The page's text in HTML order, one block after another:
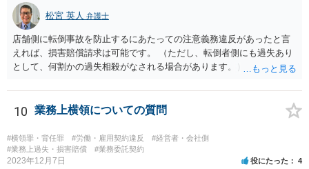
松宮 英人 弁護士
店舗側に転倒事故を防止するにあたっての注意義務違反があったと言
えれば、損害賠償請求は可能です。 （ただし、転倒者側にも過失あり
として、何割かの過失相殺がなされる場合があります。） 注意義務違
床材等の性質、清掃により濡れるなどしてどの程度滑りやすくなって
いたか（清掃の仕方）、当日の天候、店内の混雑具合や客の動線、店
ど、様々な要素を見ていく必要があります。 一度弁護士にご相談され
ることをオススメします。 なお、治療費も損害賠償に含まれますが、
慰謝料など、具体的な損害賠償算定の仕方についても、ご相談なさる
10 業務上横領についての質問
#横領罪・背任罪 #労働・雇用契約違反
#経営者・会社側
#業務上過失・損害賠償
#業務委託契約
2023年12月7日 役にたった 4